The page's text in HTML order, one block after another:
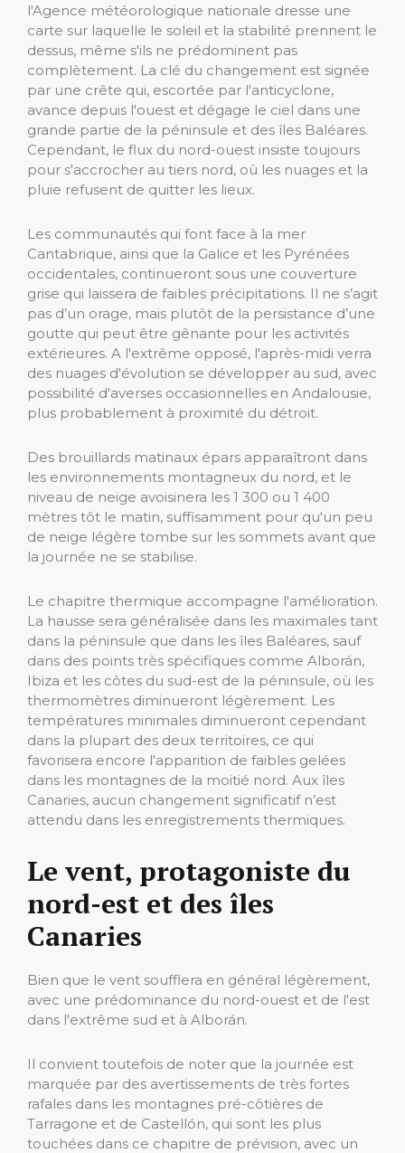
l'Agence météorologique nationale dresse une
carte sur laquelle le soleil et la stabilité prennent le
dessus, même s'ils ne prédominent pas
complètement. La clé du changement est signée
par une crête qui, escortée par l'anticyclone,
avance depuis l'ouest et dégage le ciel dans une
grande partie de la péninsule et des îles Baléares.
Cependant, le flux du nord-ouest insiste toujours
pour s'accrocher au tiers nord, où les nuages ​​et la
pluie refusent de quitter les lieux.
Les communautés qui font face à la mer
Cantabrique, ainsi que la Galice et les Pyrénées
occidentales, continueront sous une couverture
grise qui laissera de faibles précipitations. Il ne s’agit
pas d’un orage, mais plutôt de la persistance d’une
goutte qui peut être gênante pour les activités
extérieures. A l'extrême opposé, l'après-midi verra
des nuages ​​d'évolution se développer au sud, avec
possibilité d'averses occasionnelles en Andalousie,
plus probablement à proximité du détroit.
Des brouillards matinaux épars apparaîtront dans
les environnements montagneux du nord, et le
niveau de neige avoisinera les 1 300 ou 1 400
mètres tôt le matin, suffisamment pour qu'un peu
de neige légère tombe sur les sommets avant que
la journée ne se stabilise.
Le chapitre thermique accompagne l'amélioration.
La hausse sera généralisée dans les maximales tant
dans la péninsule que dans les îles Baléares, sauf
dans des points très spécifiques comme Alborán,
Ibiza et les côtes du sud-est de la péninsule, où les
thermomètres diminueront légèrement. Les
températures minimales diminueront cependant
dans la plupart des deux territoires, ce qui
favorisera encore l'apparition de faibles gelées
dans les montagnes de la moitié nord. Aux îles
Canaries, aucun changement significatif n’est
attendu dans les enregistrements thermiques.
Le vent, protagoniste du
nord-est et des îles
Canaries
Bien que le vent soufflera en général légèrement,
avec une prédominance du nord-ouest et de l'est
dans l'extrême sud et à Alborán.
Il convient toutefois de noter que la journée est
marquée par des avertissements de très fortes
rafales dans les montagnes pré-côtières de
Tarragone et de Castellón, qui sont les plus
touchées dans ce chapitre de prévision, avec un